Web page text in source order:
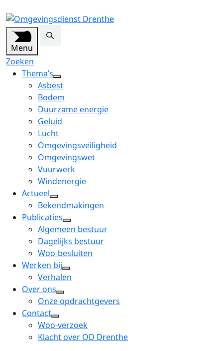
Menu
Zoeken
Thema’s
open
dropdown
menu
Asbest
Bodem
Duurzame energie
Geluid
Lucht
Omgevingsveiligheid
Omgevingswet
Vuurwerk
Windenergie
Actueel
open
dropdown
menu
Bekendmakingen
Publicaties
open
dropdown
menu
Algemeen bestuur
Dagelijks bestuur
Woo-besluiten
Werken bij
open
menu
Verhalen
Over ons
open
dropdown
menu
Onze opdrachtgevers
Contact
open
dropdown
Woo-verzoek
Klacht over OD Drenthe